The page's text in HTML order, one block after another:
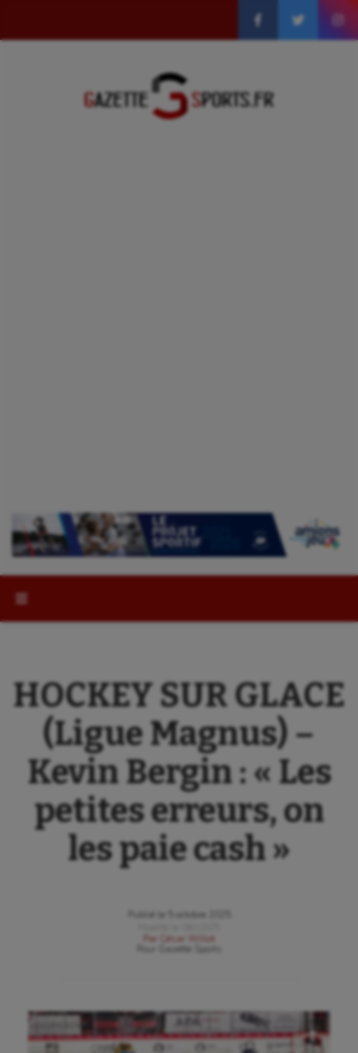
HOCKEY SUR GLACE
(Ligue Magnus) –
Kevin Bergin : « Les
petites erreurs, on
les paie cash »
Publié le
5 octobre 2025
Par
César Willot
Gazette Sports